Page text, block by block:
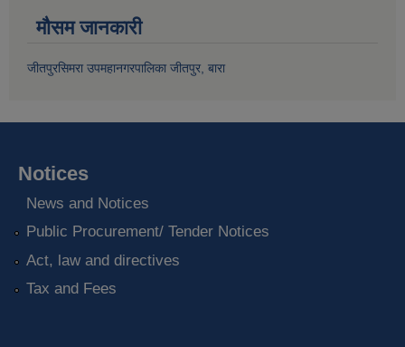
मौसम जानकारी
जीतपुरसिमरा उपमहानगरपालिका जीतपुर, बारा
Notices
News and Notices
Public Procurement/ Tender Notices
Act, law and directives
Tax and Fees